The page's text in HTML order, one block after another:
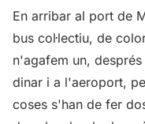
En arribar al port de
bus col·lectiu, de
n'agafem un,
dinar i a l'aeroport,
coses s'han de fer